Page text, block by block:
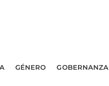
GÉNERO GOBERNANZA